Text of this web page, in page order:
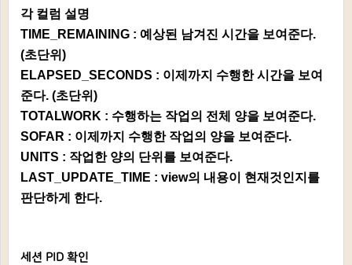
각 컬럼 설명
TIME_REMAINING : 예상된 남겨진 시간을 보여준다.
(초단위)
ELAPSED_SECONDS : 이제까지 수행한 시간을 보여
준다. (초단위)
TOTALWORK : 수행하는 작업의 전체 양을 보여준다.
SOFAR : 이제까지 수행한 작업의 양을 보여준다.
UNITS : 작업한 양의 단위를 보여준다.
LAST_UPDATE_TIME : view의 내용이 현재것인지를
판단하게 한다.
세션 PID 확인